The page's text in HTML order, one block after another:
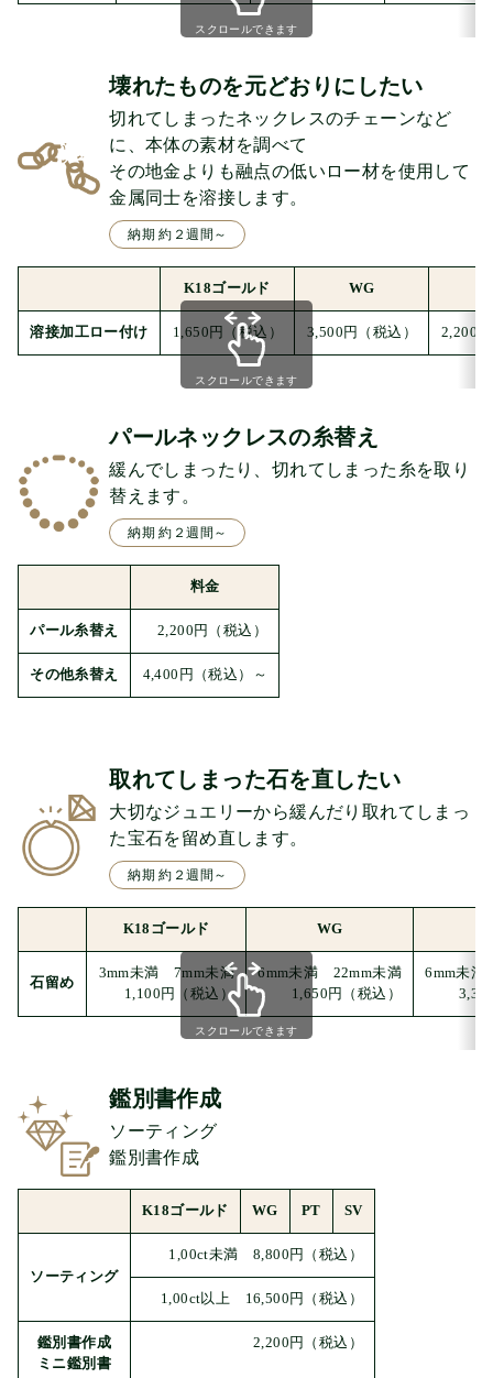
スクロールできます
壊れたものを元どおりにしたい
切れてしまったネックレスのチェーンなど
に、本体の素材を調べて
その地金よりも融点の低いロー材を使用して
金属同士を溶接します。
納期 約２週間～
K18ゴールド WG
溶接加工ロー付け 1,650円 （税込） 3,500円 （税込） 2,200円
スクロールできます
パールネックレスの糸替え
緩んでしまったり、切れてしまった糸を取り
替えます。
納期 約２週間～
料金
パール糸替え 2,200円 （税込）
その他糸替え 4,400円 （税込）～
取れてしまった石を直したい
大切なジュエリーから緩んだり取れてしまっ
た宝石を留め直します。
納期 約２週間～
K18ゴールド WG
石留め
3mm未満 7mm未満
1,100円
（税込）
6mm未満 22mm未満
1,650円
（税込）
6mm未
スクロールできます
鑑別書作成
ソーティング
鑑別書作成
K18ゴールド WG PT SV
ソーティング
1,00ct未満 8,800円 （税込）
1,00ct以上 16,500円 （税込）
鑑別書作成
ミニ鑑別書
2,200円 （税込）